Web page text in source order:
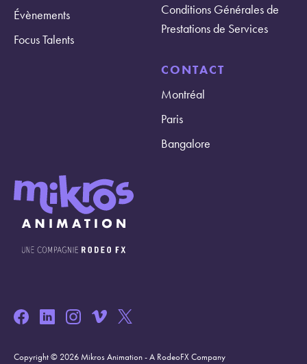
Évènements
Focus Talents
Conditions Générales de
Prestations de Services
CONTACT
Montréal
Paris
Bangalore
Copyright © 2026 Mikros Animation - A RodeoFX Company